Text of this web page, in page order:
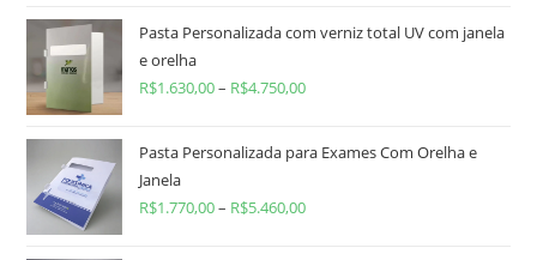
Pasta Personalizada com verniz total UV com janela
e orelha
R$1.630,00– R$4.750,00
Pasta Personalizada para Exames Com Orelha e
Janela
R$1.770,00– R$5.460,00